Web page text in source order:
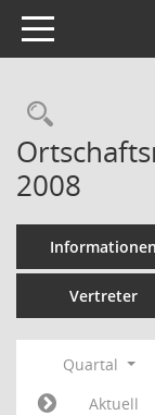
Toggle navigation
2008
Informationen
Vertreter
Quartal
Aktuell